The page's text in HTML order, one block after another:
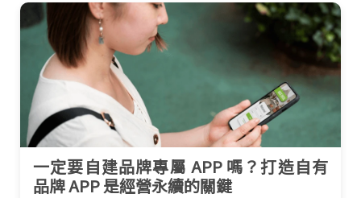
一定要自建品牌專屬 APP 嗎？打造自有
品牌 APP 是經營永續的關鍵